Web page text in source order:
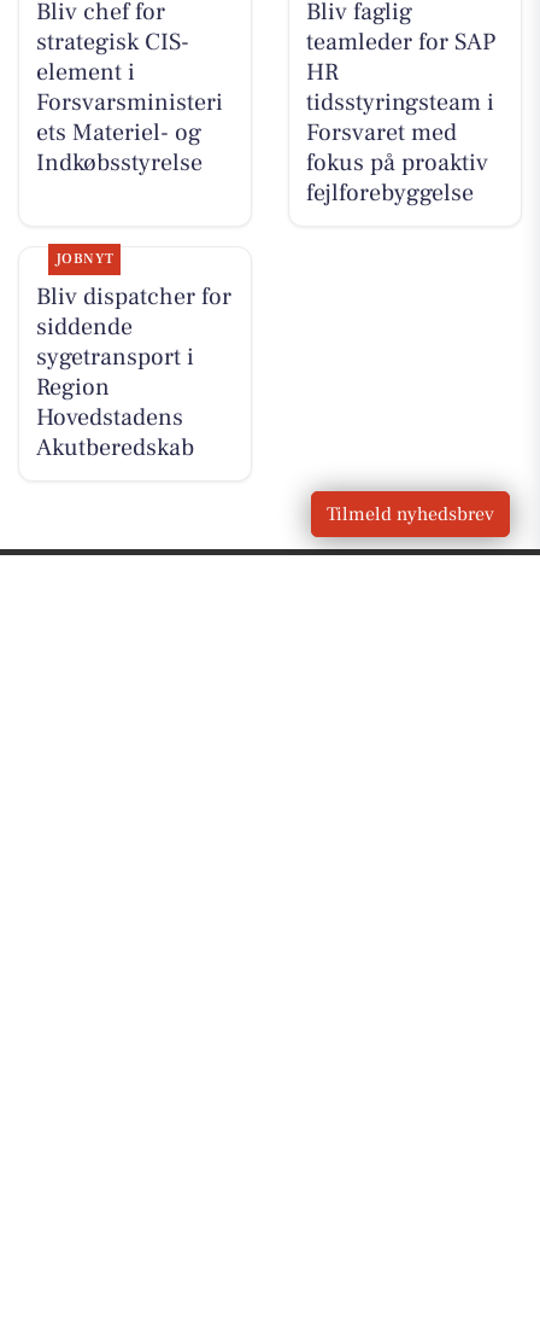
Bliv chef for
strategisk CIS-
element i
Forsvarsministeri
ets Materiel- og
Indkøbsstyrelse
Bliv faglig
teamleder for SAP
HR
tidsstyringsteam i
Forsvaret med
fokus på proaktiv
fejlforebyggelse
JOBNYT
Bliv dispatcher for
siddende
sygetransport i
Region
Hovedstadens
Akutberedskab
Tilmeld nyhedsbrev